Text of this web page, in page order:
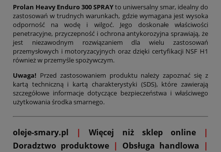
Prolan Heavy Enduro 300 SPRAYto uniwersalny smar, idealny do
zastosowań w trudnych warunkach, gdzie wymagana jest wysoka
odporność na wodę i wilgoć. Jego doskonałe właściwości
penetracyjne, przyczepność i ochrona antykorozyjna sprawiają, że
jest niezawodnym rozwiązaniem dla wielu zastosowań
przemysłowych i motoryzacyjnych oraz dzięki certyfikacji NSF H1
również w przemyśle spożywczym.
Uwaga! Przed zastosowaniem produktu należy zapoznać się z
kartą techniczną i kartą charakterystyki (SDS), które zawierają
szczegółowe informacje dotyczące bezpieczeństwa i właściwego
użytkowania środka smarnego.
oleje-smary.pl | Więcej niż sklep online
|
Doradztwo produktowe | Obsługa handlowa |